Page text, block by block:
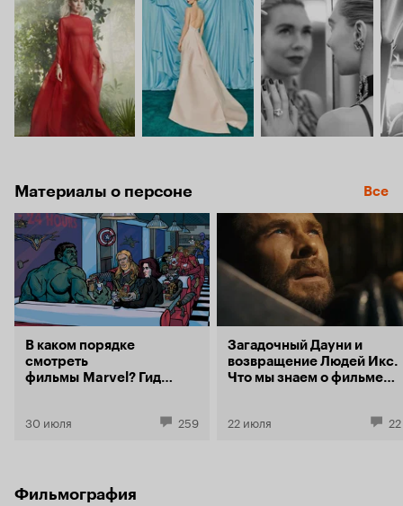
Материалы о персоне Все
В каком порядке
смотреть
фильмы Marvel? Гид
франшизе
30 июля 259
Загадочный Дауни и
возвращение Людей Икс.
Что мы знаем о фильме
22 июля 22
Фильмография